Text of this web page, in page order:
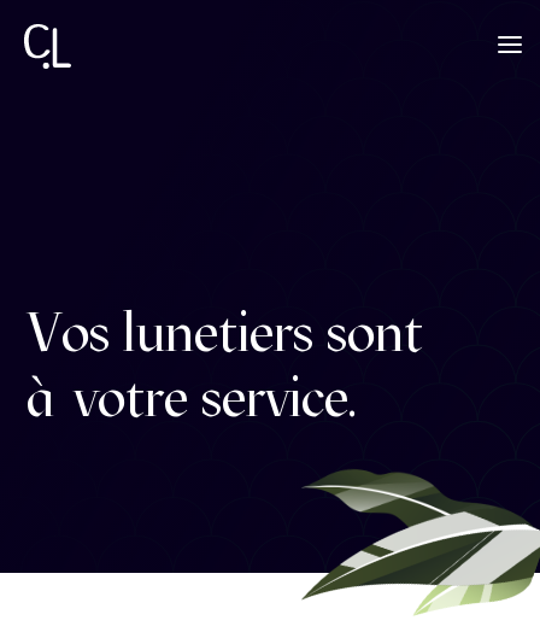
Vos lunetiers sont
à votre service.